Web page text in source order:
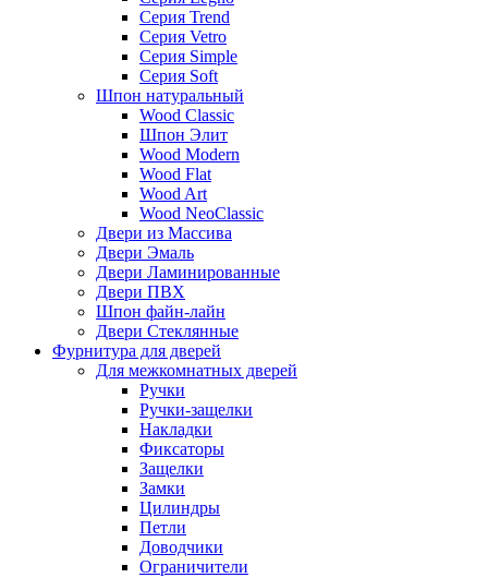
Серия Trend
Серия Vetro
Серия Simple
Серия Soft
Шпон натуральный
Wood Classic
Шпон Элит
Wood Modern
Wood Flat
Wood Art
Wood NeoClassic
Двери из Массива
Двери Эмаль
Двери Ламинированные
Двери ПВХ
Шпон файн-лайн
Двери Стеклянные
Фурнитура для дверей
Для межкомнатных дверей
Ручки
Ручки-защелки
Накладки
Фиксаторы
Защелки
Замки
Цилиндры
Петли
Доводчики
Ограничители